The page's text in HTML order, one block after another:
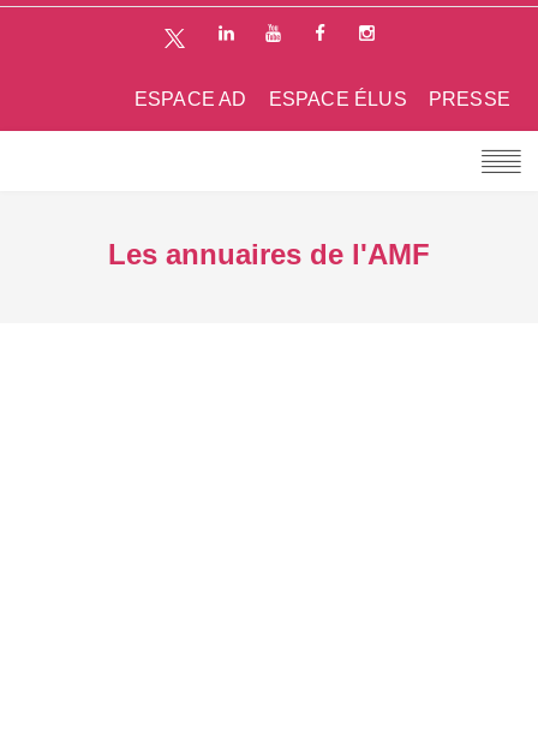
PRESSE
ESPACE ÉLUS
ESPACE AD
Les annuaires de l'AMF